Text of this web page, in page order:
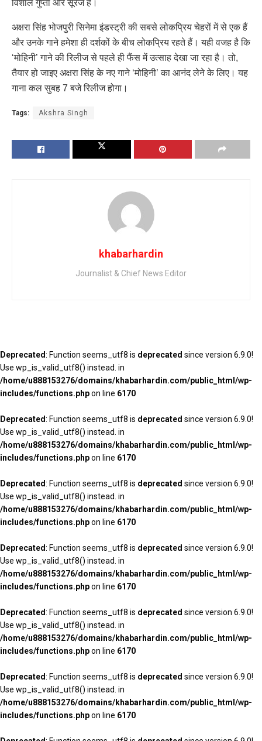
विशाल गुप्ता और सूरज हैं।
अक्षरा सिंह भोजपुरी सिनेमा इंडस्ट्री की सबसे लोकप्रिय चेहरों में से एक हैं
और उनके गाने हमेशा ही दर्शकों के बीच लोकप्रिय रहते हैं। यही वजह है कि
‘मोहिनी’ गाने की रिलीज से पहले ही फैंस में उत्साह देखा जा रहा है। तो,
तैयार हो जाइए अक्षरा सिंह के नए गाने ‘मोहिनी’ का आनंद लेने के लिए। यह
गाना कल सुबह 7 बजे रिलीज होगा।
Tags: Akshra Singh
khabarhardin
Journalist & Chief News Editor
Deprecated: Function seems_utf8 is deprecated since version 6.9.0!
Use wp_is_valid_utf8() instead. in
/home/u888153276/domains/khabarhardin.com/public_html/wp-
includes/functions.phpon line 6170
Deprecated: Function seems_utf8 is deprecated since version 6.9.0!
Use wp_is_valid_utf8() instead. in
/home/u888153276/domains/khabarhardin.com/public_html/wp-
includes/functions.phpon line 6170
Deprecated: Function seems_utf8 is deprecated since version 6.9.0!
Use wp_is_valid_utf8() instead. in
/home/u888153276/domains/khabarhardin.com/public_html/wp-
includes/functions.phpon line 6170
Deprecated: Function seems_utf8 is deprecated since version 6.9.0!
Use wp_is_valid_utf8() instead. in
/home/u888153276/domains/khabarhardin.com/public_html/wp-
includes/functions.phpon line 6170
Deprecated: Function seems_utf8 is deprecated since version 6.9.0!
Use wp_is_valid_utf8() instead. in
/home/u888153276/domains/khabarhardin.com/public_html/wp-
includes/functions.phpon line 6170
Deprecated: Function seems_utf8 is deprecated since version 6.9.0!
Use wp_is_valid_utf8() instead. in
/home/u888153276/domains/khabarhardin.com/public_html/wp-
includes/functions.phpon line 6170